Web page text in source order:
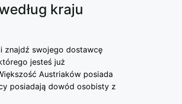
kraju
znajdź swojego dostawcę
jesteś już
Austriaków posiada
posiadają dowód osobisty z